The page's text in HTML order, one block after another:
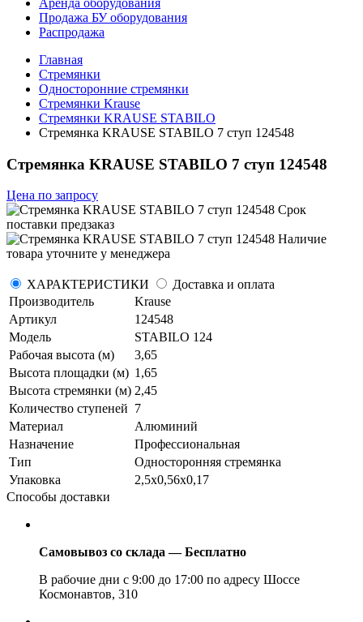
Аренда оборудования
Продажа БУ оборудования
Распродажа
Главная
Стремянки
Односторонние стремянки
Стремянки Krause
Стремянки KRAUSE STABILO
Стремянка KRAUSE STABILO 7 ступ 124548
Стремянка KRAUSE STABILO 7 ступ 124548
Цена по запросу
Срок
поставки предзаказ
Наличие
товара уточните у менеджера
ХАРАКТЕРИСТИКИ
Доставка и оплата
Производитель
Krause
Артикул
124548
Модель
STABILO 124
Рабочая высота (м)
3,65
Высота площадки (м) 1,65
Высота стремянки (м) 2,45
Количество ступеней 7
Материал
Алюминий
Назначение
Профессиональная
Тип
Односторонняя стремянка
Упаковка
2,5х0,56х0,17
Способы доставки
Самовывоз со склада — Бесплатно
В рабочие дни с 9:00 до 17:00 по адресу Шоссе
Космонавтов, 310